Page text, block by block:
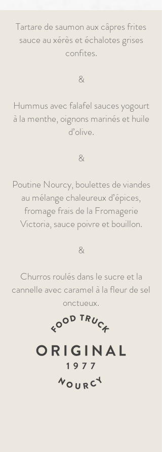
Tartare de saumon aux câpres frites
sauce au xérès et échalotes grises
confites.
&
Hummus avec falafel sauces yogourt
à la menthe, oignons marinés et huile
d’olive.
&
Poutine Nourcy, boulettes de viandes
au mélange chaleureux d’épices,
fromage frais de la Fromagerie
Victoria, sauce poivre et bouillon.
&
Churros roulés dans le sucre et la
cannelle avec caramel à la fleur de sel
onctueux.